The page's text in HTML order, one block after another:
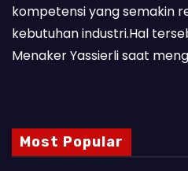
kompetensi yang semakin
kebutuhan industri.Hal
Menaker Yassierli saat
Most Popular